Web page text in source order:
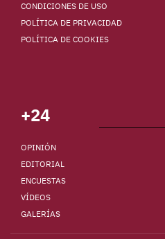
CONDICIONES DE USO
POLÍTICA DE PRIVACIDAD
POLÍTICA DE COOKIES
+24
OPINIÓN
EDITORIAL
ENCUESTAS
VÍDEOS
GALERÍAS